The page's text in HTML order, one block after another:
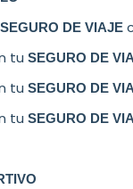
SEGURO DE VIAJE
tu SEGURO DE
tu SEGURO DE
tu SEGURO DE